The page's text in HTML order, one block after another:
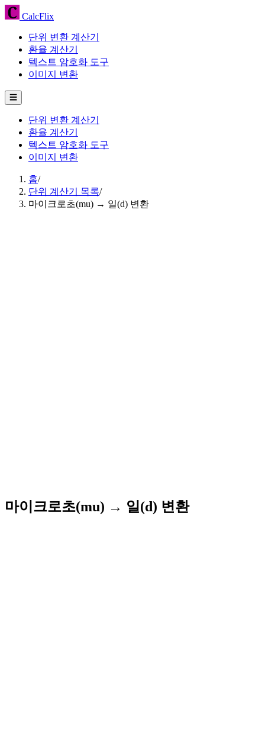
CalcFlix
단위 변환 계산기
환율 계산기
텍스트 암호화 도구
이미지 변환
☰
단위 변환 계산기
환율 계산기
텍스트 암호화 도구
이미지 변환
홈/
단위 계산기 목록/
마이크로초(mu) → 일(d) 변환
마이크로초(mu) → 일(d) 변환